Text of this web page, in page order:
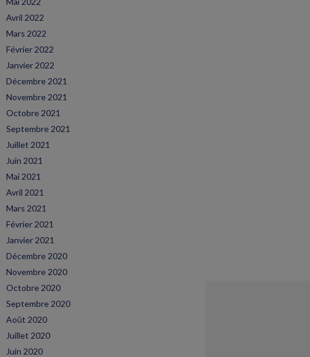
Avril 2022
Mars 2022
Février 2022
Janvier 2022
Décembre 2021
Novembre 2021
Octobre 2021
Septembre 2021
Juillet 2021
Juin 2021
Mai 2021
Avril 2021
Mars 2021
Février 2021
Janvier 2021
Décembre 2020
Novembre 2020
Octobre 2020
Septembre 2020
Août 2020
Juillet 2020
Juin 2020